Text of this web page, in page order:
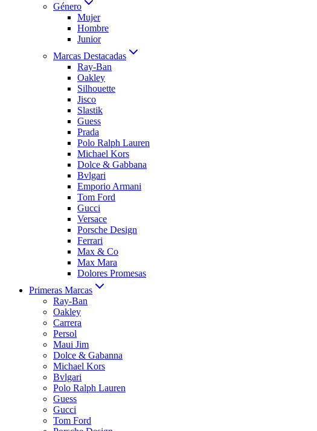
Género
Mujer
Hombre
Junior
Marcas Destacadas
Ray-Ban
Oakley
Silhouette
Jisco
Slastik
Guess
Prada
Polo Ralph Lauren
Michael Kors
Dolce & Gabbana
Bvlgari
Emporio Armani
Tom Ford
Gucci
Versace
Porsche Design
Ferrari
Max & Co
Max Mara
Dolores Promesas
Primeras Marcas
Ray-Ban
Oakley
Carrera
Persol
Maui Jim
Dolce & Gabanna
Michael Kors
Bvlgari
Polo Ralph Lauren
Guess
Gucci
Tom Ford